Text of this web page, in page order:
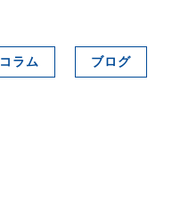
コラム ブログ